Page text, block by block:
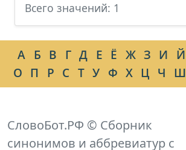
Всего значений: 1
А Б В Г Д Е Ё Ж З И Й
О П Р С Т У Ф Х Ц Ч Ш
СловоБот.РФ © Сборник
синонимов и аббревиатур с